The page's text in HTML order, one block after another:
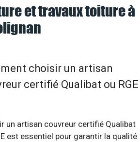
et travaux toiture à
choisir un artisan
certifié Qualibat ou RGE
un artisan couvreur certifié Qualibat
est essentiel pour garantir la qualité